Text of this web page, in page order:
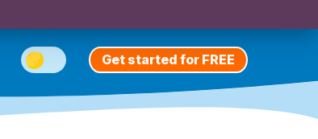
Get started for FREE